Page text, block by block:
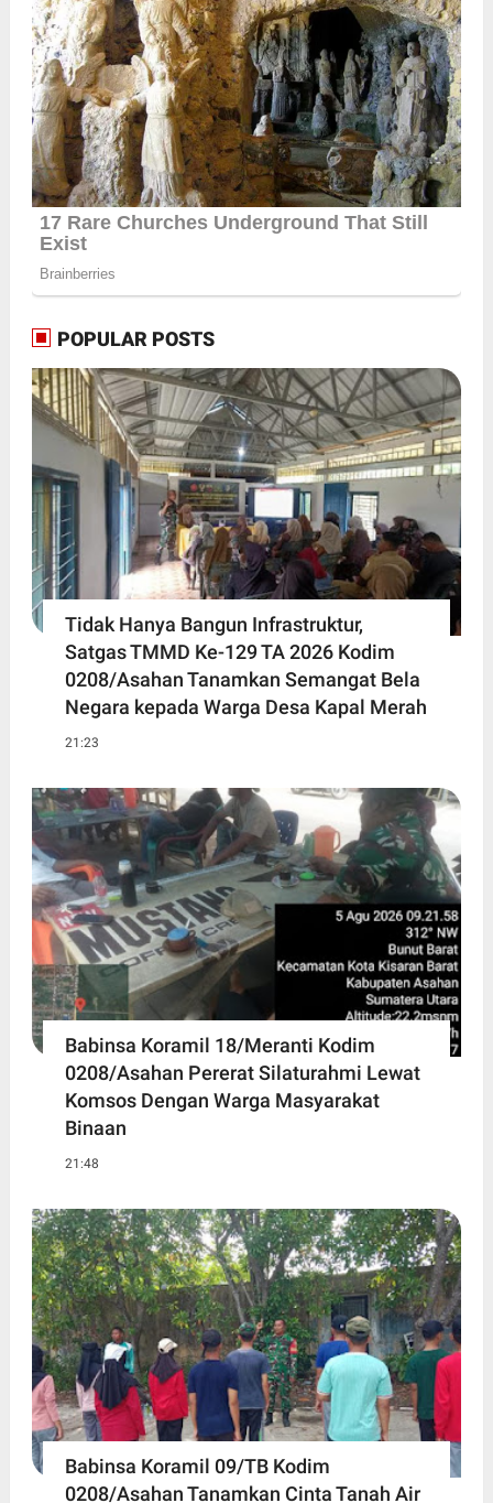
POPULAR POSTS
Tidak Hanya Bangun Infrastruktur,
Satgas TMMD Ke-129 TA 2026 Kodim
0208/Asahan Tanamkan Semangat Bela
Negara kepada Warga Desa Kapal Merah
21:23
Babinsa Koramil 18/Meranti Kodim
0208/Asahan Pererat Silaturahmi Lewat
Komsos Dengan Warga Masyarakat
Binaan
21:48
Babinsa Koramil 09/TB Kodim
0208/Asahan Tanamkan Cinta Tanah Air